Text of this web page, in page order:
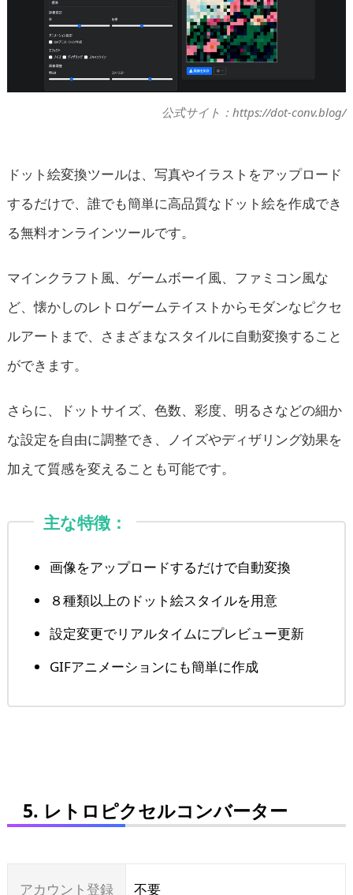
公式サイト：https://dot-conv.blog/
ドット絵変換ツールは、写真やイラストをアップロード
するだけで、誰でも簡単に高品質なドット絵を作成でき
る無料オンラインツールです。
マインクラフト風、ゲームボーイ風、ファミコン風な
ど、懐かしのレトロゲームテイストからモダンなピクセ
ルアートまで、さまざまなスタイルに自動変換すること
ができます。
さらに、ドットサイズ、色数、彩度、明るさなどの細か
な設定を自由に調整でき、ノイズやディザリング効果を
加えて質感を変えることも可能です。
主な特徴：
画像をアップロードするだけで自動変換
８種類以上のドット絵スタイルを用意
設定変更でリアルタイムにプレビュー更新
GIFアニメーションにも簡単に作成
5. レトロピクセルコンバーター
アカウント登録 不要